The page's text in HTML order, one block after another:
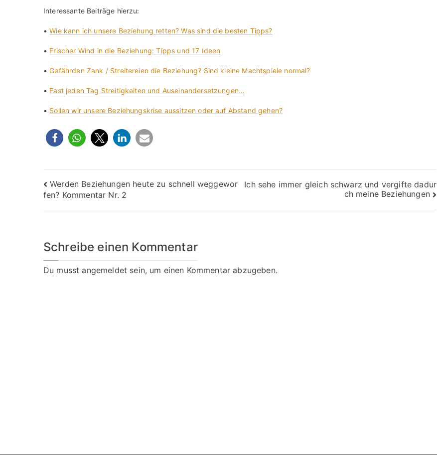
Interessante Beiträge hierzu:
•Wie kann ich unsere Beziehung retten? Was sind die besten Tipps?
• Frischer Wind in die Beziehung: Tipps und 17 Ideen
•Gefährden Zank / Streitereien die Beziehung? Sind kleine Machtspiele normal?
• Fast jeden Tag Streitigkeiten und Auseinandersetzungen…
• Sollen wir unsere Beziehungskrise aussitzen oder auf Abstand gehen?
Beitragsnavigation
Werden Beziehungen heute zu schnell weggewor
fen? Kommentar Nr. 2
Ich sehe immer gleich schwarz und vergifte dadur
ch meine Beziehungen
Schreibe einen Kommentar
Du musstangemeldet sein, um einen Kommentar abzugeben.